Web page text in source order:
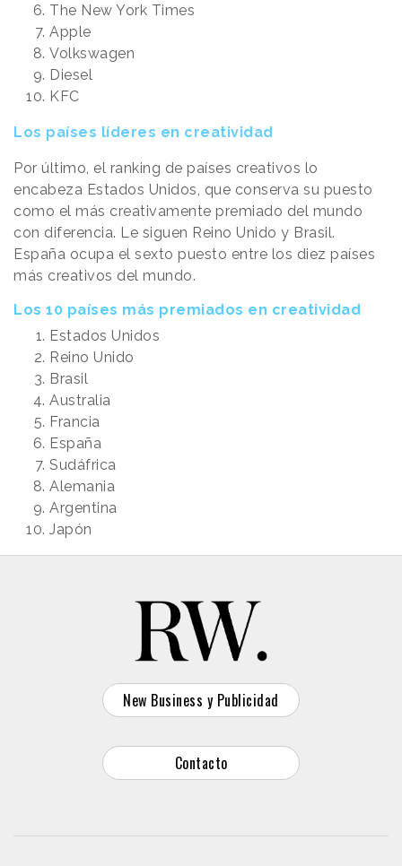
The New York Times
Apple
Volkswagen
Diesel
KFC
Los países líderes en creatividad
Por último, el ranking de países creativos lo
encabeza Estados Unidos, que conserva su puesto
como el más creativamente premiado del mundo
con diferencia. Le siguen Reino Unido y Brasil.
España ocupa el sexto puesto entre los diez países
más creativos del mundo.
Los 10 países más premiados en creatividad
Estados Unidos
Reino Unido
Brasil
Australia
Francia
España
Sudáfrica
Alemania
Argentina
Japón
New Business y Publicidad
Contacto